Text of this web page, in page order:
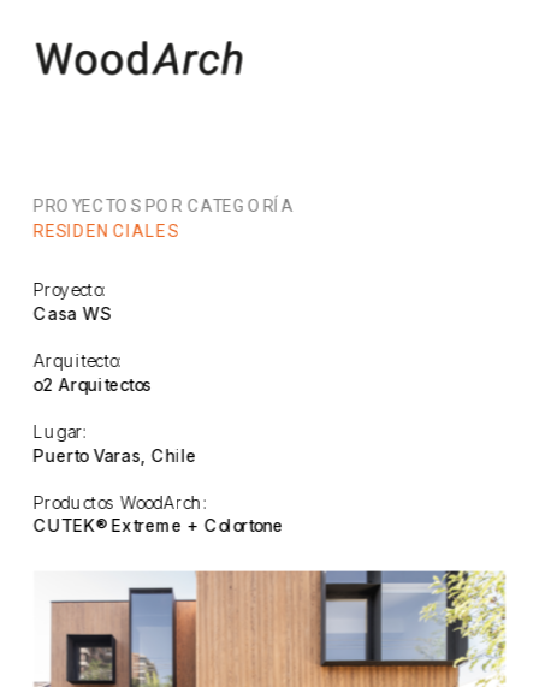
PROYECTOS POR CATEGORÍA
RESIDENCIALES
Proyecto:
Casa WS
Arquitecto:
o2 Arquitectos
Lugar:
Puerto Varas, Chile
Productos WoodArch:
CUTEK® Extreme + Colortone